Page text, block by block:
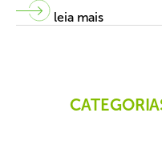
leia mais